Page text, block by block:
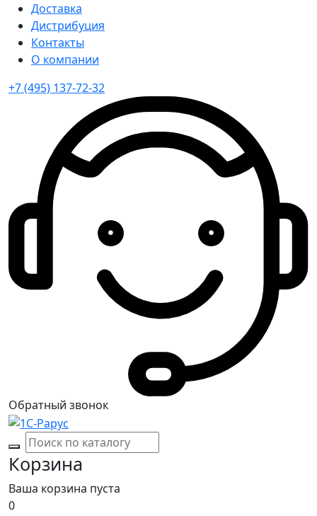
Доставка
Дистрибуция
Контакты
О компании
+7 (495) 137-72-32
Обратный звонок
Корзина
Ваша корзина пуста
0